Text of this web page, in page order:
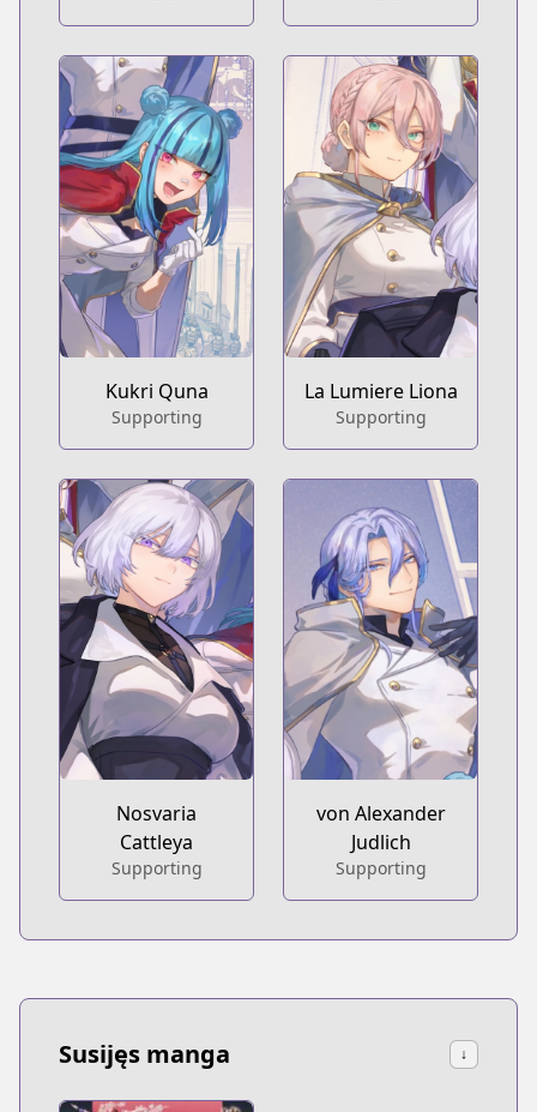
Kukri Quna
Supporting
La Lumiere Liona
Supporting
Nosvaria
Cattleya
Supporting
von Alexander
Judlich
Supporting
Susijęs manga ↓